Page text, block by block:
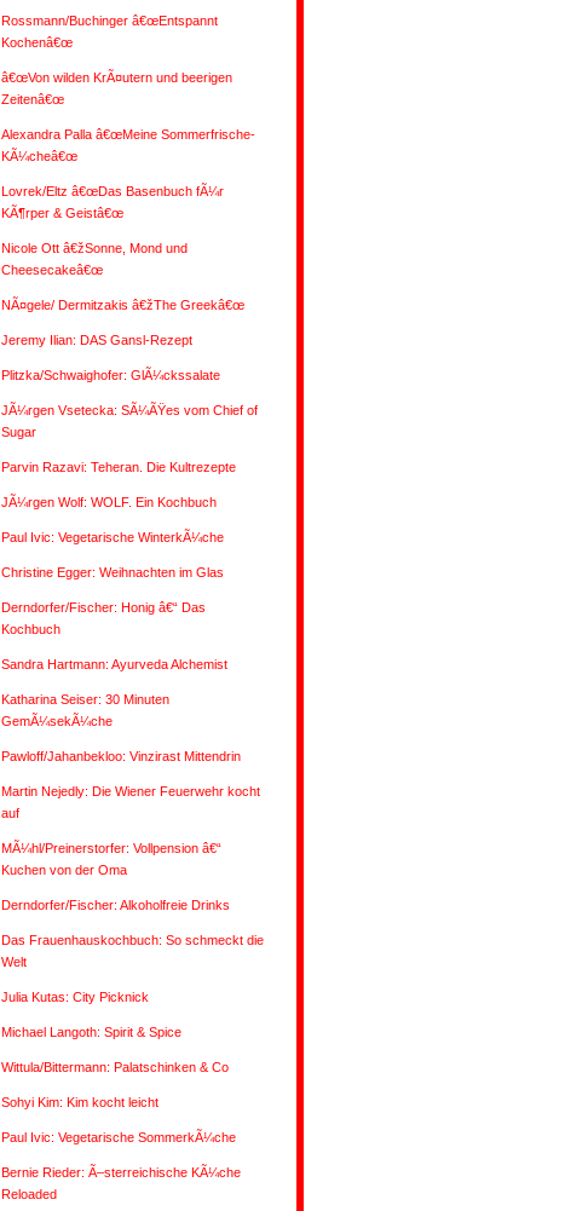
Rossmann/Buchinger â€œEntspannt
Kochenâ€œ
â€œVon wilden KrÃ¤utern und beerigen
Zeitenâ€œ
Alexandra Palla â€œMeine Sommerfrische-
KÃ¼cheâ€œ
Lovrek/Eltz â€œDas Basenbuch fÃ¼r
KÃ¶rper & Geistâ€œ
Nicole Ott â€žSonne, Mond und
Cheesecakeâ€œ
NÃ¤gele/ Dermitzakis â€žThe Greekâ€œ
Jeremy Ilian: DAS Gansl-Rezept
Plitzka/Schwaighofer: GlÃ¼ckssalate
JÃ¼rgen Vsetecka: SÃ¼ÃŸes vom Chief of
Sugar
Parvin Razavi: Teheran. Die Kultrezepte
JÃ¼rgen Wolf: WOLF. Ein Kochbuch
Paul Ivic: Vegetarische WinterkÃ¼che
Christine Egger: Weihnachten im Glas
Derndorfer/Fischer: Honig â€“ Das
Kochbuch
Sandra Hartmann: Ayurveda Alchemist
Katharina Seiser: 30 Minuten
GemÃ¼sekÃ¼che
Pawloff/Jahanbekloo: Vinzirast Mittendrin
Martin Nejedly: Die Wiener Feuerwehr kocht
auf
MÃ¼hl/Preinerstorfer: Vollpension â€“
Kuchen von der Oma
Derndorfer/Fischer: Alkoholfreie Drinks
Das Frauenhauskochbuch: So schmeckt die
Welt
Julia Kutas: City Picknick
Michael Langoth: Spirit & Spice
Wittula/Bittermann: Palatschinken & Co
Sohyi Kim: Kim kocht leicht
Paul Ivic: Vegetarische SommerkÃ¼che
Bernie Rieder: Ã–sterreichische KÃ¼che
Reloaded